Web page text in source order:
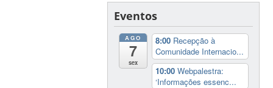
Eventos
AGO
7
sex
8:00 Recepção à
Comunidade Internacio...
10:00Webpalestra:
‘Informações essenc...